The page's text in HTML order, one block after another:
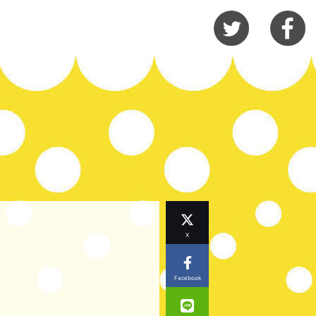
X
Facebook